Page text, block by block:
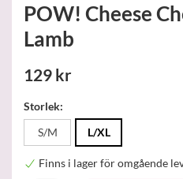
POW! Cheese
Lamb
129 kr
Storlek:
S/M
L/XL
Finns i lager för omgående